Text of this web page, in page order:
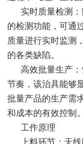
实时质量检测
的检测功能，可通
质量进行实时监测
的各类缺陷。
高效批量生产
节奏，该治具能够
批量产品的生产需
和成本的有效控制。
工作原理
上料环节：天